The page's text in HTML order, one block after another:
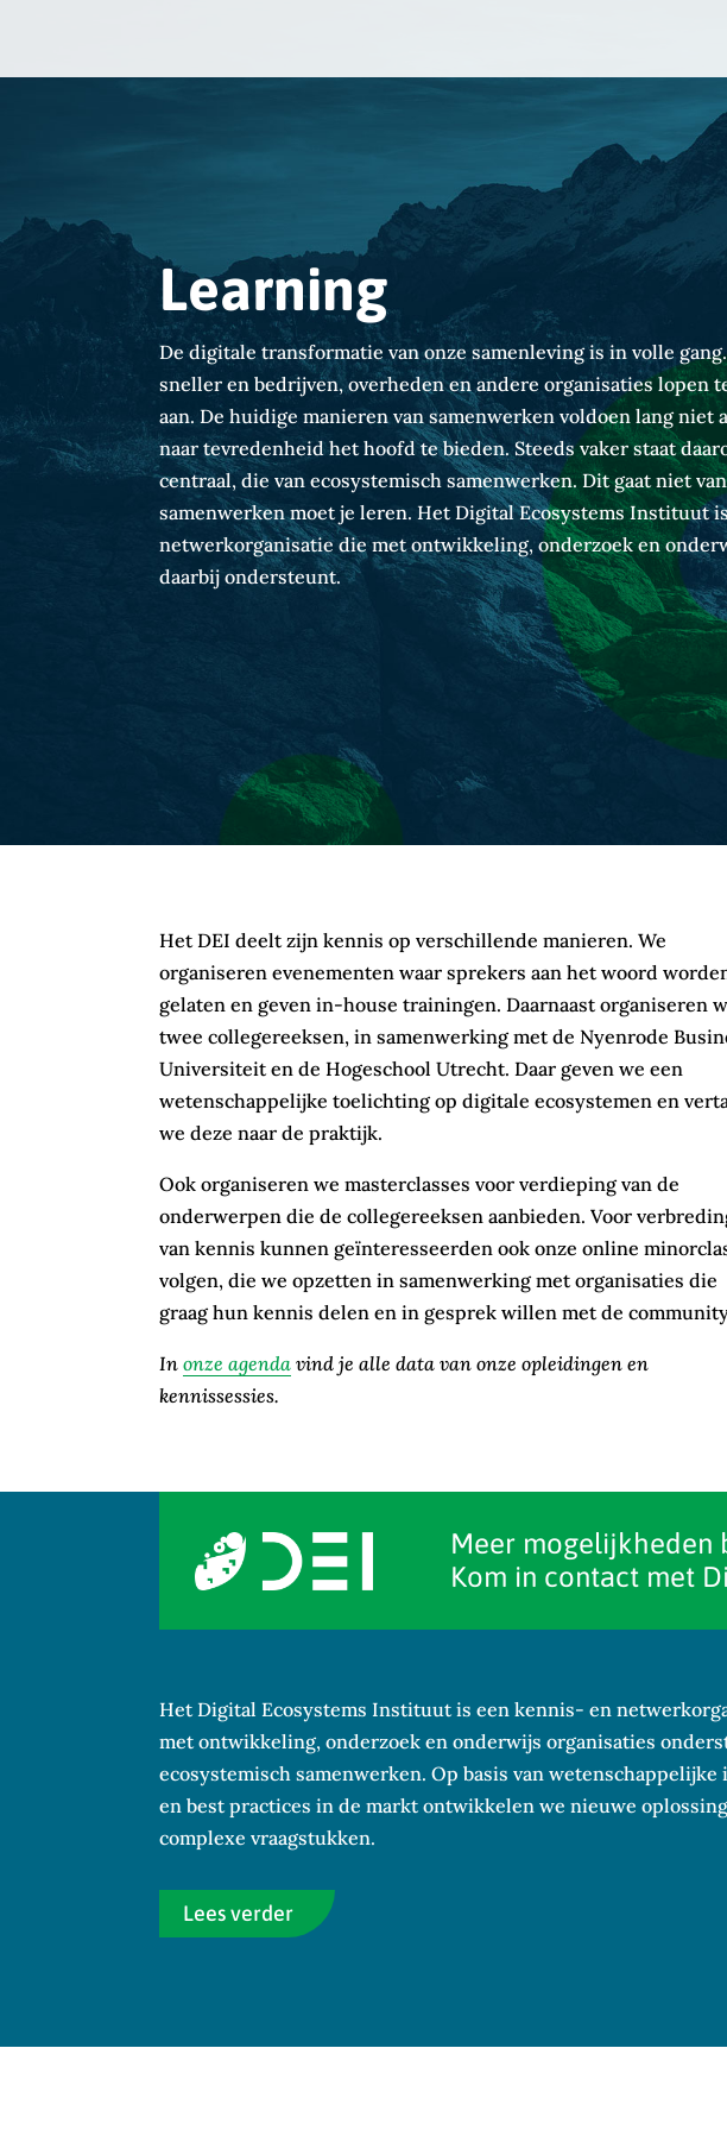
Learning
De digitale transformatie van onze samenleving is in volle
sneller en bedrijven, overheden en andere organisaties lopen
aan. De huidige manieren van samenwerken voldoen lang
naar tevredenheid het hoofd te bieden. Steeds vaker staat
centraal, die van ecosystemisch samenwerken. Dit gaat niet
samenwerken moet je leren. Het Digital Ecosystems Instituut
netwerkorganisatie die met ontwikkeling, onderzoek en
daarbij ondersteunt.
Het DEI deelt zijn kennis op verschillende manieren. We
organiseren evenementen waar sprekers aan het woord
gelaten en geven in-house trainingen. Daarnaast organiseren
twee collegereeksen, in samenwerking met de Nyenrode
Universiteit en de Hogeschool Utrecht. Daar geven we een
wetenschappelijke toelichting op digitale ecosystemen en
we deze naar de praktijk.
Ook organiseren we masterclasses voor verdieping van de
onderwerpen die de collegereeksen aanbieden. Voor
van kennis kunnen geïnteresseerden ook onze online
volgen, die we opzetten in samenwerking met organisaties die
graag hun kennis delen en in gesprek willen met de
Inonze agenda vind je alle data van onze opleidingen en
kennissessies.
Meer mogelijkheden
Kom in contact met
Het Digital Ecosystems Instituut is een kennis- en
met ontwikkeling, onderzoek en onderwijs organisaties
ecosystemisch samenwerken. Op basis van
en best practices in de markt ontwikkelen we nieuwe
complexe vraagstukken.
Lees verder